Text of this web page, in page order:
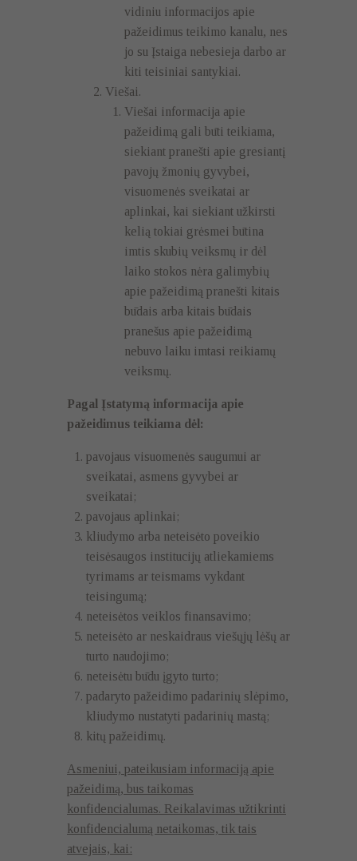
vidiniu informacijos apie
pažeidimus teikimo kanalu, nes
jo su Įstaiga nebesieja darbo ar
kiti teisiniai santykiai.
Viešai.
Viešai informacija apie
pažeidimą gali būti teikiama,
siekiant pranešti apie gresiantį
pavojų žmonių gyvybei,
visuomenės sveikatai ar
aplinkai, kai siekiant užkirsti
kelią tokiai grėsmei būtina
imtis skubių veiksmų ir dėl
laiko stokos nėra galimybių
apie pažeidimą pranešti kitais
būdais arba kitais būdais
pranešus apie pažeidimą
nebuvo laiku imtasi reikiamų
veiksmų.
Pagal Įstatymą informacija apie
pažeidimus teikiama dėl:
pavojaus visuomenės saugumui ar
sveikatai, asmens gyvybei ar
sveikatai;
pavojaus aplinkai;
kliudymo arba neteisėto poveikio
teisėsaugos institucijų atliekamiems
tyrimams ar teismams vykdant
teisingumą;
neteisėtos veiklos finansavimo;
neteisėto ar neskaidraus viešųjų lėšų ar
turto naudojimo;
neteisėtu būdu įgyto turto;
padaryto pažeidimo padarinių slėpimo,
kliudymo nustatyti padarinių mastą;
kitų pažeidimų.
Asmeniui, pateikusiam informaciją apie
pažeidimą, bus taikomas
konfidencialumas. Reikalavimas užtikrinti
konfidencialumą netaikomas, tik tais
atvejais, kai: